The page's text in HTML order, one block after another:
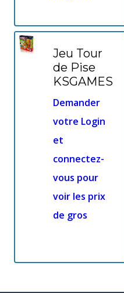
Jeu Tour
de Pise
KSGAMES
Demander
votre Login
et
connectez-
vous pour
voir les prix
de gros